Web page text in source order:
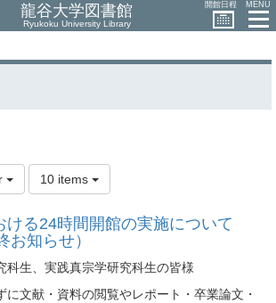
龍谷大学図書館
Ryukoku University Library
開館日程 MENU
10 items
ける24時間開館の実施について
お知らせ）
科生、実践真宗学研究科生の皆様
に文献・資料の閲覧やレポート・卒業論文・